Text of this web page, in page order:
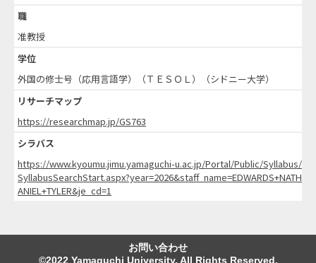
職
准教授
学位
外国の修士号（応用言語学）（ＴＥＳＯＬ）（シドニー大学）
リサーチマップ
https://researchmap.jp/GS763
シラバス
https://www.kyoumu.jimu.yamaguchi-u.ac.jp/Portal/Public/Syllabus/
SyllabusSearchStart.aspx?year=2026&staff_name=EDWARDS+NATH
ANIEL+TYLER&je_cd=1
お問い合わせ
©2022 Yamaguchi University. All Rights Reserved.